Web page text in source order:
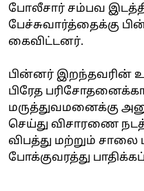
போலீசார் சம்பவ
பேச்சுவார்த்தைக்கு
கைவிட்டனர்.
பின்னர் இறந்தவரின்
பிரேத
மருத்துவமனைக்கு
செய்து விசாரணை
விபத்து மற்றும்
போக்குவரத்து